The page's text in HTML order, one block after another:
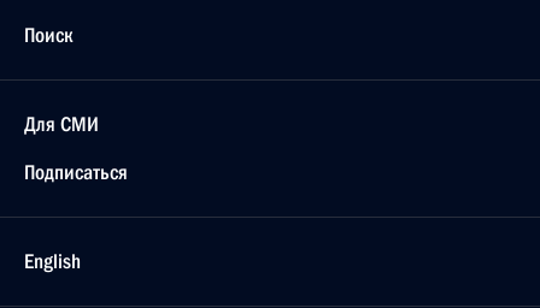
Поиск
Для СМИ
Подписаться
English